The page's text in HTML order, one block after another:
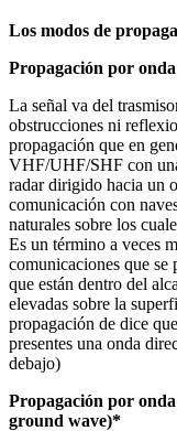
Los modos de
Propagación por
La señal va del
obstrucciones ni
propagación que en
VHF/UHF/SHF con
radar dirigido hacia un
comunicación con
naturales sobre los
Es un término a veces
comunicaciones que
que están dentro del
elevadas sobre la
propagación de dice
presentes una onda
debajo)
Propagación por
ground wave)*